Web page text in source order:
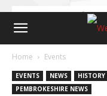
Home Events
EVENTS NEWS HISTORY
PEMBROKESHIRE NEWS